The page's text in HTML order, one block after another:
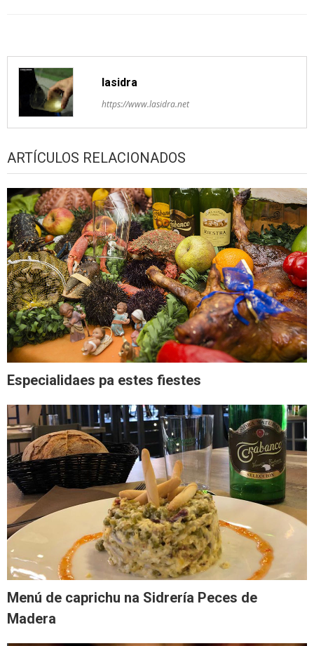
lasidra
https://www.lasidra.net
ARTÍCULOS RELACIONADOS
Especialidaes pa estes fiestes
Menú de caprichu na Sidrería Peces de
Madera